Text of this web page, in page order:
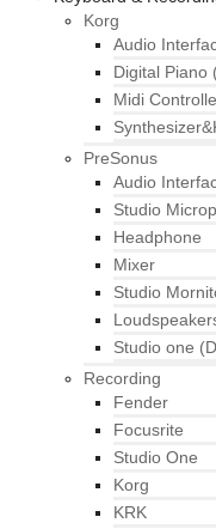
Korg
Audio
Digital Piano
Midi
PreSonus
Audio
Studio
Headphone
Mixer
Studio
Studio one
Recording
Fender
Focusrite
Studio One
Korg
KRK